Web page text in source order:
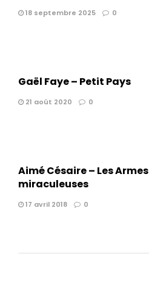
18 septembre 2025 0
Gaël Faye – Petit Pays
21 août 2020 0
Aimé Césaire – Les Armes
miraculeuses
17 avril 2018 0